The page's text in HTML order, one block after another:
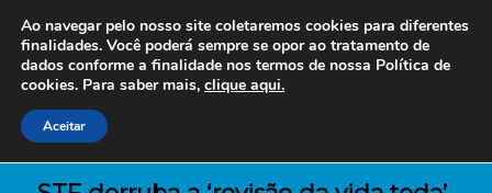
Ao navegar pelo nosso site coletaremos cookies para diferentes
finalidades. Você poderá sempre se opor ao tratamento de
dados conforme a finalidade nos termos de nossa Política de
cookies. Para saber mais, clique aqui.
Aceitar